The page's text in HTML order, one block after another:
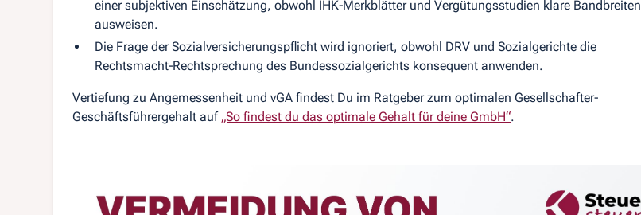
einer subjektiven Einschätzung, obwohl IHK‑Merkblätter und Vergütungsstudien klare Bandbreiten
ausweisen.
Die Frage der Sozialversicherungspflicht wird ignoriert, obwohl DRV und Sozialgerichte die
Rechtsmacht‑Rechtsprechung des Bundessozialgerichts konsequent anwenden.
Vertiefung zu Angemessenheit und vGA findest Du im Ratgeber zum optimalen Gesellschafter-
Geschäftsführergehalt auf „So findest du das optimale Gehalt für deine GmbH“.